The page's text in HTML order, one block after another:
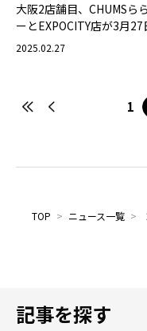
大阪2店舗目、CHUMSら
ーとEXPOCITY店が3月27
（木）オープン！！
2025.02.27
1
TOP > ニュース一覧 >
記事を探す